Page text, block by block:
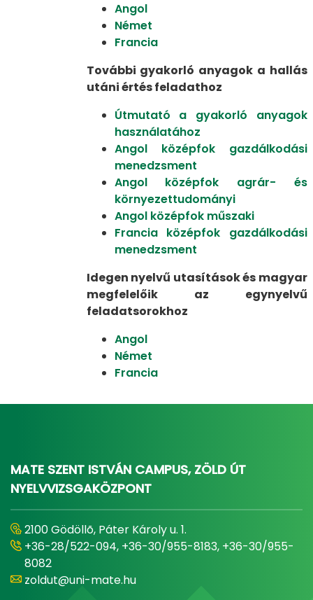
Angol
Német
Francia
További gyakorló anyagok a hallás
utáni értés feladathoz
Útmutató a gyakorló anyagok
használatához
Angol középfok gazdálkodási
menedzsment
Angol középfok agrár- és
környezettudományi
Angol középfok műszaki
Francia középfok gazdálkodási
menedzsment
Idegen nyelvű utasítások és magyar
megfelelőik az egynyelvű
feladatsorokhoz
Angol
Német
Francia
MATE SZENT ISTVÁN CAMPUS, ZÖLD ÚT
NYELVVIZSGAKÖZPONT
2100 Gödöllõ, Páter Károly u. 1.
+36-28/522-094, +36-30/955-8183, +36-30/955-
8082
zoldut@uni-mate.hu